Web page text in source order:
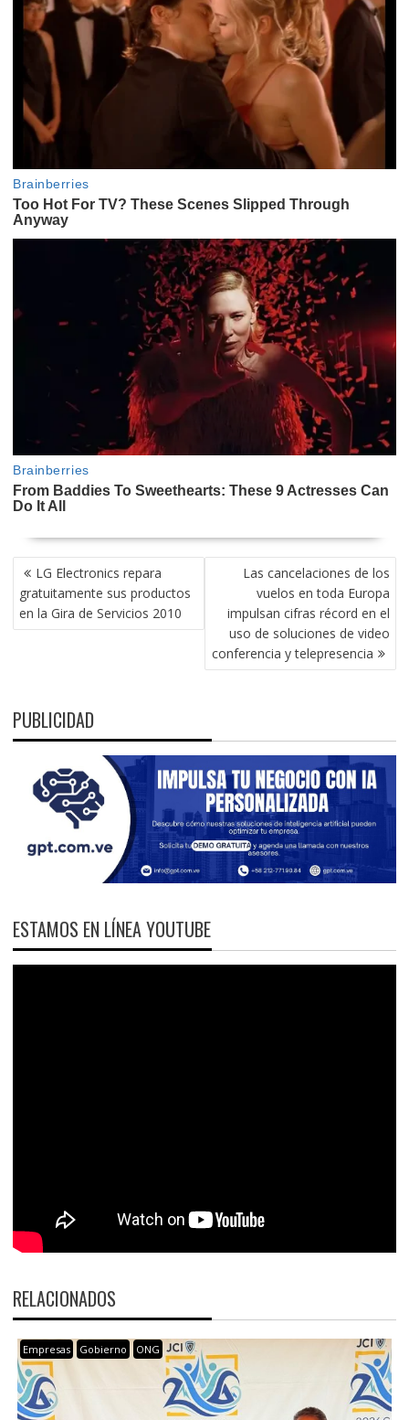
NAVEGACIÓN
DE
ENTRADAS
LG Electronics repara
gratuitamente sus productos
en la Gira de Servicios 2010
Las cancelaciones de los
vuelos en toda Europa
impulsan cifras récord en el
uso de soluciones de video
conferencia y telepresencia
PUBLICIDAD
ESTAMOS EN LÍNEA YOUTUBE
RELACIONADOS
Empresas Gobierno ONG